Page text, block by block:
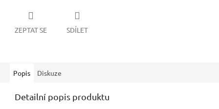
ZEPTAT SE SDÍLET
Popis Diskuze
Detailní popis produktu